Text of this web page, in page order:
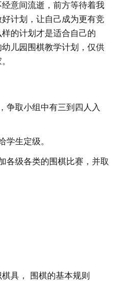
意间流逝，前方等待着我
计划，让自己成为更有竞
的计划才是适合自己的
儿园围棋教学计划，仅供
争取小组中有三到四人入
学生定级。
各级各类的围棋比赛，并取
具， 围棋的基本规则